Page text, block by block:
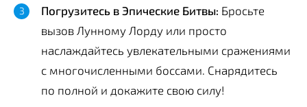
Погрузитесь в Эпические Битвы: Бросьте
вызов Лунному Лорду или просто
наслаждайтесь увлекательными сражениями
с многочисленными боссами. Снарядитесь
по полной и докажите свою силу!